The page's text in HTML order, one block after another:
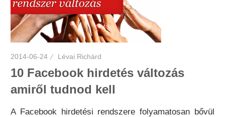
2014-06-24 Lévai Richárd
10 Facebook hirdetés változás
amiről tudnod kell
A Facebook hirdetési rendszere folyamatosan bővül